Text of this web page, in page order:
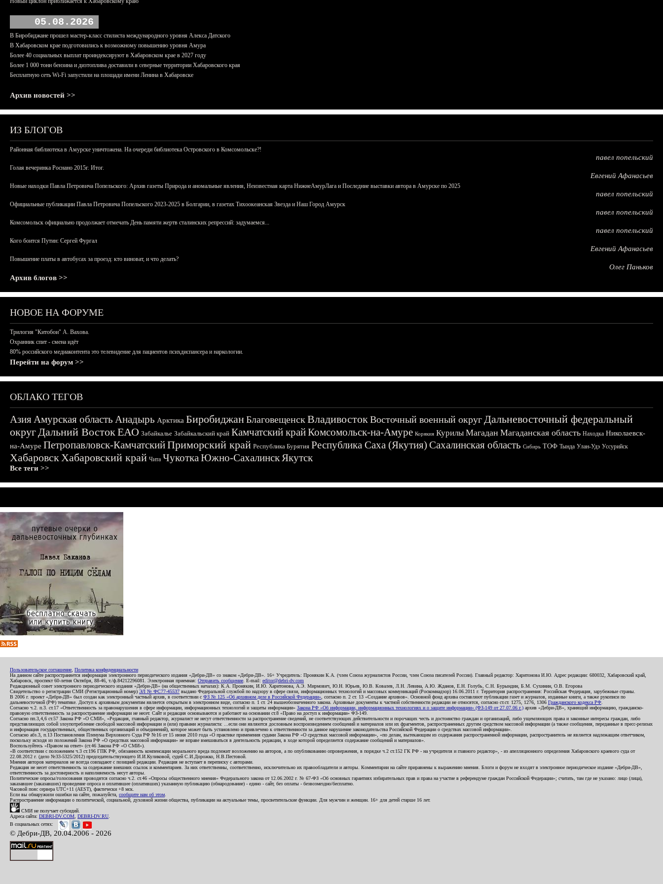
05.08.2026
В Биробиджане прошел мастер-класс стилиста международного уровня Алекса Датского
В Хабаровском крае подготовились к возможному повышению уровня Амура
Более 40 социальных выплат проиндексируют в Хабаровском крае в 2027 году
Более 1 000 тонн бензина и дизтоплива доставили в северные территории Хабаровского края
Бесплатную сеть Wi-Fi запустили на площади имени Ленина в Хабаровске
Архив новостей >>
ИЗ БЛОГОВ
Районная библиотека в Амурске уничтожена. На очереди библиотека Островского в Комсомольске?!
павел попельский
Голая вечеринка Роснано 2015г. Итог.
Евгений Афанасьев
Новые находки Павла Петровича Попельского: Архив газеты Природа и аномальные явления, Неизвестная карта НижнеАмурЛага и Последние выставки автора в Амурске по 2025
павел попельский
Официальные публикации Павла Петровича Попельского 2023-2025 в Болгарии, в газетах Тихоокеанская Звезда и Наш Город Амурск
павел попельский
Комсомольск официально продолжает отмечать День памяти жертв сталинских репрессий: задумаемся...
павел попельский
Кого боится Путин: Сергей Фургал
Евгений Афанасьев
Повышение платы в автобусах за проезд: кто виноват, и что делать?
Олег Паньков
Архив блогов >>
НОВОЕ НА ФОРУМЕ
Трилогия "Китобои" А. Вахова.
Охранник спит - смена идёт
80% российского медиаконтента это телевидение для пациентов психдиспансера и наркологии.
Перейти на форум >>
ОБЛАКО ТЕГОВ
АзияАмурская область Анадырь Арктика БиробиджанБлаговещенскВладивостокВосточный военный округДальневосточный федеральный
округДальний ВостокЕАО Забайкалье Забайкальский край Камчатский крайКомсомольск-на-Амуре Корякия Курилы Магадан Магаданская область Находка Николаевск-
на-Амуре Петропавловск-КамчатскийПриморский край Республика Бурятия Республика Саха (Якутия) Сахалинская область Сибирь ТОФ Тында Улан-Удэ Уссурийск
ХабаровскХабаровский край Чита ЧукоткаЮжно-СахалинскЯкутск
Все теги >>
Пользовательское соглашение Политика конфиденциальности
На данном сайте распространяется информация электронного периодического издания «Дебри-ДВ» со знаком «Дебри-ДВ». 16+ Учредитель: Пронякин К.А. (член Союза журналистов России, член Союза писателей России). Главный редактор: Харитонова И.Ю. Адрес редакции: 680032, Хабаровский край,
Хабаровск, проспект 60-летия Октября, 88-46, т./ф.84212296081. Электронная приемная: Отправить сообщение . E-mail: editor@debri-dv.com
Редакционный совет электронного периодического издания «Дебри-ДВ» (на общественных началах): К.А. Пронякин, И.Ю. Харитонова, А.Э. Мирмович, Ю.Н. Юрьев, Ю.В. Ковалев, Л.Н. Левина, А.Ю. Жданов, Е.Н. Голубь, С.Н. Бурындин, Б.М. Сухинин, О.В. Егорова
Свидетельство о регистрации СМИ (Регистрационный номер) ЭЛ № ФС77-45537 выдано Федеральной службой по надзору в сфере связи, информационных технологий и массовых коммуникаций (Роскомнадзор) 16.06.2011 г. Территория распространения: Российская Федерация, зарубежные страны.
В 2006 г. проект «Дебри-ДВ» был создан как электронный частный архив, в соответствии с ФЗ № 125 «Об архивном деле в Российской Федерации» , согласно п. 2 ст. 13 «Создание архивов». Основной фонд архива составляют публикации газет и журналов, изданные книги, а также рукописи по
дальневосточной (РФ) тематике. Доступ к архивным документам является открытым в электронном виде, согласно п. 1 ст. 24 вышеобозначенного закона. Архивные документы к частной собственности редакции не относятся, согласно ст.ст. 1275, 1276, 1306 Гражданского кодекса РФ
Согласно ч.2. п.3. ст.17 «Ответственность за правонарушения в сфере информации, информационных технологий и защиты информации» Закона РФ «Об информации, информационных технологиях и о защите информации» (ФЗ-149 от 27.07.06 г.) архив «Дебри-ДВ», хранящий информацию, гражданско-
правовую ответственность за распространение информации не несет. Сайт и редакция основываются и работают на основании ст.8 «Право на доступ к информации» ФЗ-149.
Согласно пп.3,4,6 ст.57 Закона РФ «О СМИ», «Редакция, главный редактор, журналист не несут ответственности за распространение сведений, не соответствующих действительности и порочащих честь и достоинство граждан и организаций, либо ущемляющих права и законные интересы граждан, либо
представляющих собой злоупотребление свободой массовой информации и (или) правами журналиста: ...если они являются дословным воспроизведением сообщений и материалов или их фрагментов, распространенных другим средством массовой информации (а также сообщения, переданные в пресс-релизах
и информация государственных, общественных организаций и объединений), которое может быть установлено и привлечено к ответственности за данное нарушение законодательства Российской Федерации о средствах массовой информации».
Согласно абз.3, п.13 Постановления Пленума Верховного Суда РФ №16 от 15 июня 2010 года «О практике применения судами Закона РФ «О средствах массовой информации», «по делам, вытекающим из содержания распространенной информации, распространитель не является надлежащим ответчиком,
поскольку исходя из положений Закона РФ «О средствах массовой информации» не вправе вмешиваться в деятельность редакции, в ходе которой определяется содержание сообщений и материалов».
Воспользуйтесь «Правом на ответ» (ст.46 Закона РФ «О СМИ»).
«В соответствии с положением ч.3 ст.196 ГПК РФ, обязанность компенсации морального вреда подлежит возложению на авторов, а по опубликованию опровержения, в порядке ч.2 ст.152 ГК РФ - на учредителя и главного редактор», - из апелляционного определения Хабаровского краевого суда от
22.08.2012 г. (дело №33-5325/2012) председательствующего И.И.Куликовой, судей С.И.Дорожко, Н.В.Пестовой.
Мнения авторов материалов не всегда совпадают с позицией редакции. Редакция не вступает в переписку с авторами.
Редакция не несет ответственность за содержание внешних ссылок и комментариев. За них ответственны, соответственно, исключительно их правообладатели и авторы. Комментарии на сайте приравнены к выражению мнения. Блоги и форум не входят в электронное периодическое издание «Дебри-ДВ»,
ответственность за достоверность и наполняемость несут авторы.
Политические опросы/голосования проводятся согласно ч.2. ст.46 «Опросы общественного мнения» Федерального закона от 12.06.2002 г. № 67-ФЗ «Об основных гарантиях избирательных прав и права на участие в референдуме граждан Российской Федерации»; считать, там где не указано: лицо (лица),
заказавшее (заказавших) проведение опроса и оплатившее (оплативших) указанную публикацию (обнародование) - едино - сайт, без оплаты - безвозмездно/бесплатно.
Часовой пояс сервера UTC+11 (AEST), фактически +8 мск.
Если вы обнаружили ошибки на сайте, пожалуйста, сообщите нам об этом
Распространение информации о политической, социальной, духовной жизни общества, публикации на актуальные темы, просветительские функции. Для мужчин и женщин. 16+ для детей старше 16 лет.
СМИ не получает субсидий.
Адреса сайта: DEBRI-DV.COM DEBRI-DV.RU
В социальных сетях:
© Дебри-ДВ, 20.04.2006 - 2026